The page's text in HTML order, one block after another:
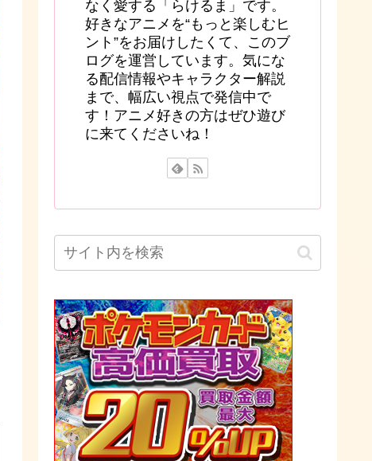
なく愛する「らけるま」です。
好きなアニメを“もっと楽しむヒ
ント”をお届けしたくて、このブ
ログを運営しています。気にな
る配信情報やキャラクター解説
まで、幅広い視点で発信中で
す！アニメ好きの方はぜひ遊び
に来てくださいね！